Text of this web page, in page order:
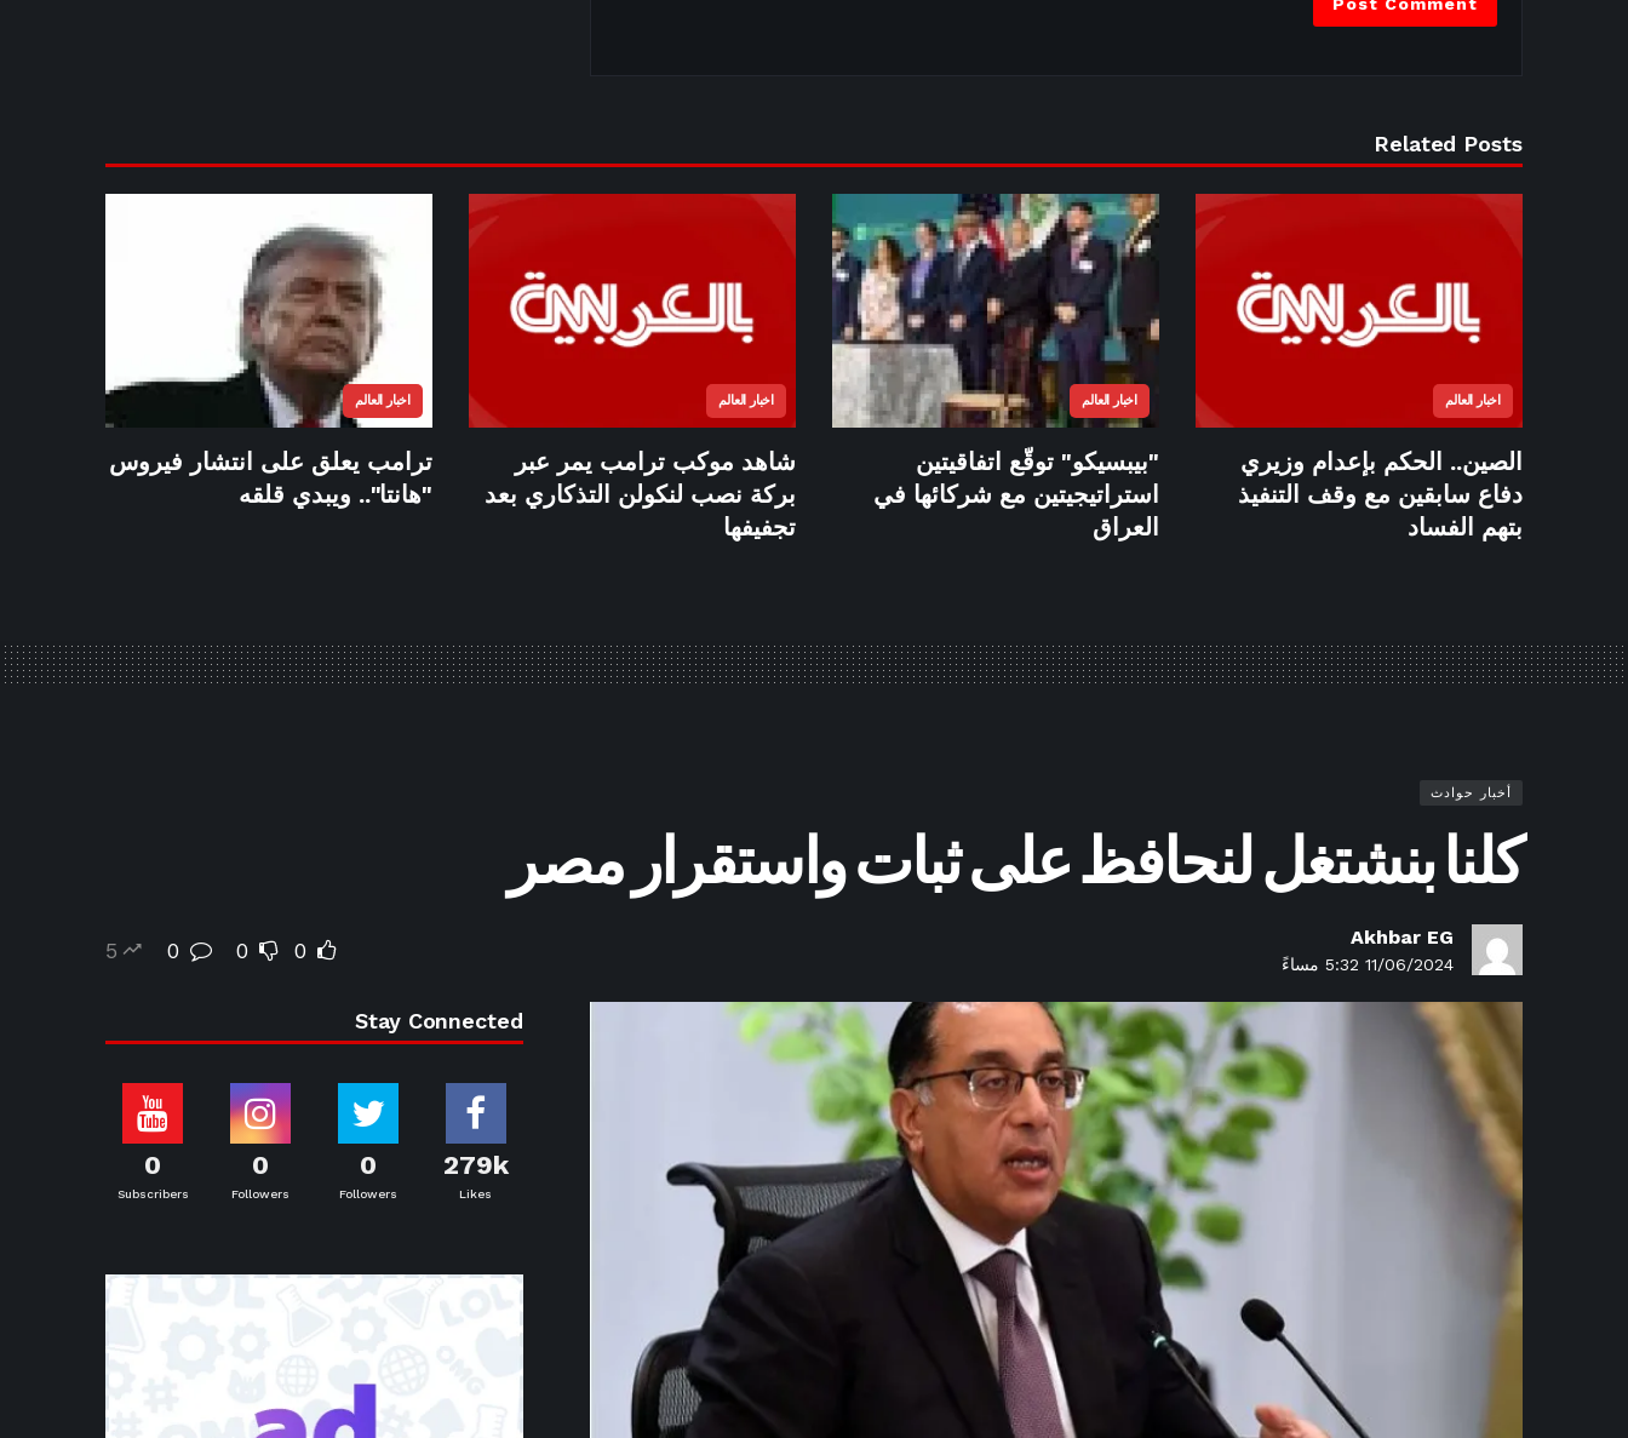
Related Posts
اخبار العالم
الصين.. الحكم بإعدام وزيري
دفاع سابقين مع وقف التنفيذ
بتهم الفساد
اخبار العالم
"بيبسيكو" توقّع اتفاقيتين
استراتيجيتين مع شركائها في
العراق
اخبار العالم
شاهد موكب ترامب يمر عبر
بركة نصب لنكولن التذكاري بعد
تجفيفها
اخبار العالم
ترامب يعلق على انتشار فيروس
"هانتا".. ويبدي قلقه
أخبار حوادث
كلنا بنشتغل لنحافظ على ثبات واستقرار مصر
Akhbar EG
11/06/2024 5:32 مساءً
0
0
0
5
Stay Connected
279k
Likes
0
Followers
0
Followers
0
Subscribers